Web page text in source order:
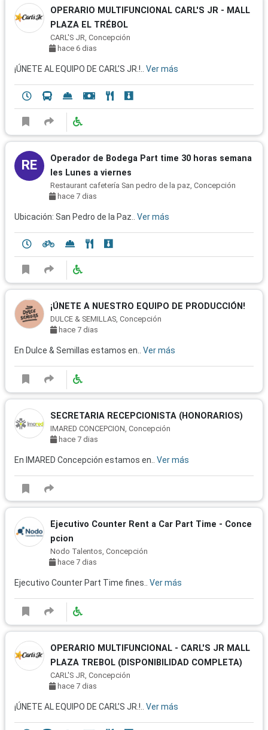
OPERARIO MULTIFUNCIONAL CARL'S JR - MALL
PLAZA EL TRÉBOL
CARL'S JR, Concepción
hace 6 dias
¡ÚNETE AL EQUIPO DE CARL’S JR.!.. Ver más
RE
Operador de Bodega Part time 30 horas semana
les Lunes a viernes
Restaurant cafetería San pedro de la paz, Concepción
hace 7 dias
Ubicación: San Pedro de la Paz.. Ver más
¡ÚNETE A NUESTRO EQUIPO DE PRODUCCIÓN!
DULCE & SEMILLAS, Concepción
hace 7 dias
En Dulce & Semillas estamos en.. Ver más
SECRETARIA RECEPCIONISTA (HONORARIOS)
IMARED CONCEPCION, Concepción
hace 7 dias
En IMARED Concepción estamos en.. Ver más
Ejecutivo Counter Rent a Car Part Time - Conce
pcion
Nodo Talentos, Concepción
hace 7 dias
Ejecutivo Counter Part Time fines.. Ver más
OPERARIO MULTIFUNCIONAL - CARL'S JR MALL
PLAZA TREBOL (DISPONIBILIDAD COMPLETA)
CARL'S JR, Concepción
hace 7 dias
¡ÚNETE AL EQUIPO DE CARL’S JR.!.. Ver más